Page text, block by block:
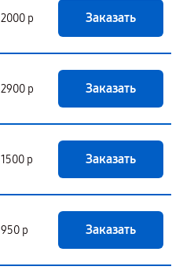
2000 р Заказать
2900 р Заказать
1500 р Заказать
950 р Заказать